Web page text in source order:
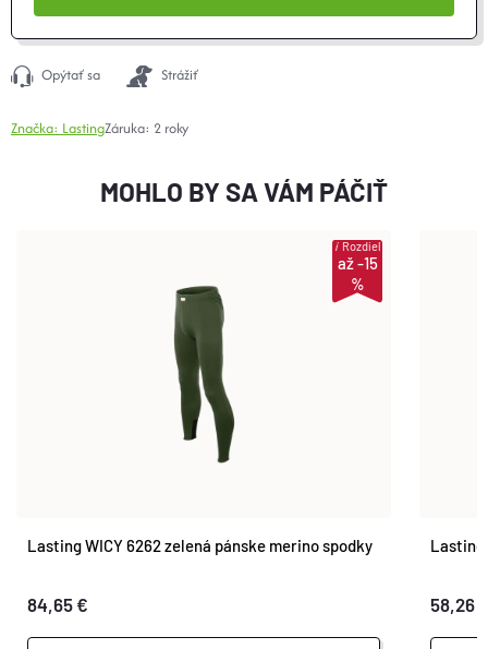
Opýtať sa Strážiť
Značka: LastingZáruka: 2 roky
MOHLO BY SA VÁM PÁČIŤ
až -15
%
iRozdiel
Lasting WICY 6262 zelená pánske merino spodky
84,65 €
Lasting
58,26